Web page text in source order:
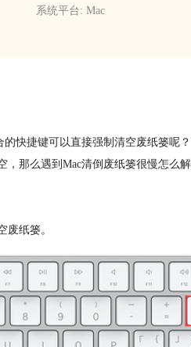
系统平台: Mac
捷键可以直接强制清空废纸篓呢？
那么遇到Mac清倒废纸篓很慢怎么
纸篓。